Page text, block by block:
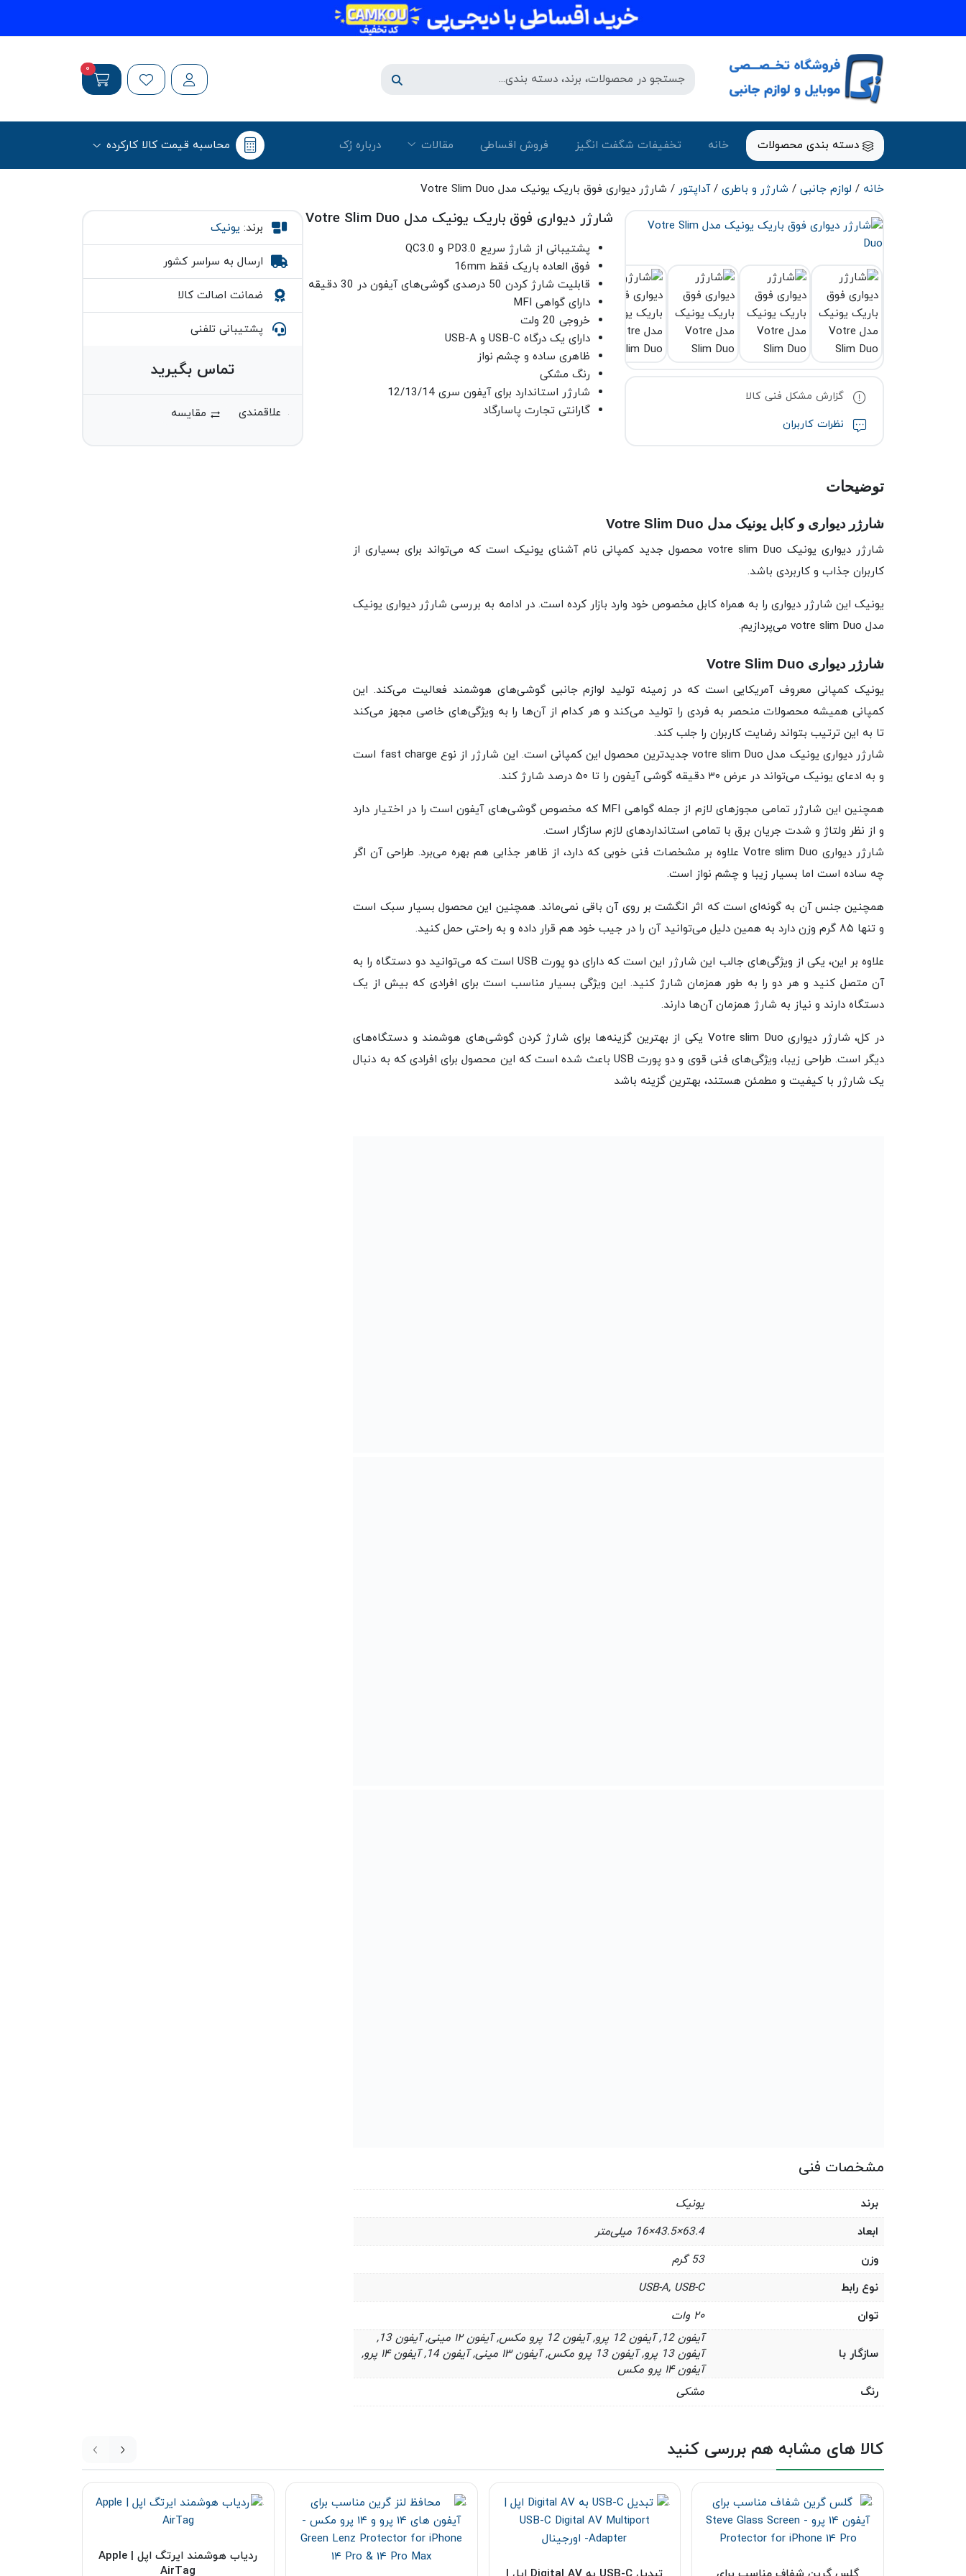
0
دسته بندی محصولات خانه تخفیفات شگفت انگیز فروش اقساطی مقالات درباره رُک‌ محاسبه قیمت کالا کارکرده
خانه / لوازم جانبی / شارژر و باطری /آداپتور / شارژر دیواری فوق باریک یونیک مدل Votre Slim Duo
گزارش مشکل فنی کالا
نظرات کاربران
شارژر دیواری فوق باریک یونیک مدل Votre Slim Duo
پشتیبانی از شارژ سریع PD3.0 و QC3.0
فوق العاده باریک فقط 16mm
قابلیت شارژ کردن 50 درصدی گوشی‌های آیفون در 30 دقیقه
دارای گواهی MFI
خروجی 20 ولت
دارای یک درگاه USB-C و USB-A
ظاهری ساده و چشم نواز
رنگ مشکی
شارژر استاندارد برای آیفون سری 12/13/14
گارانتی تجارت پاسارگاد
برند: یونیک
ارسال به سراسر کشور
ضمانت اصالت کالا
پشتیبانی تلفنی
تماس بگیرید
مقایسه
توضیحات
شارژر دیواری و کابل یونیک مدل Votre Slim Duo
شارژر دیواری یونیک votre slim Duo محصول جدید کمپانی نام آشنای یونیک است که می‌تواند برای بسیاری از
کاربران جذاب و کاربردی باشد.
یونیک این شارژر دیواری را به همراه کابل مخصوص خود وارد بازار کرده است. در ادامه به بررسی شارژر دیواری یونیک
مدل votre slim Duo می‌پردازیم.
شارژر دیواری Votre Slim Duo
یونیک کمپانی معروف آمریکایی است که در زمینه تولید لوازم جانبی گوشی‌های هوشمند فعالیت می‌کند. این
کمپانی همیشه محصولات منحصر به فردی را تولید می‌کند و هر کدام از آن‌ها را به ویژگی‌های خاصی مجهز می‌کند
تا به این ترتیب بتواند رضایت کاربران را جلب کند.
شارژر دیواری یونیک مدل votre slim Duo جدیدترین محصول این کمپانی است. این شارژر از نوع fast charge است
و به ادعای یونیک می‌تواند در عرض ۳۰ دقیقه گوشی آیفون را تا ۵۰ درصد شارژ کند.
همچنین این شارژر تمامی مجوزهای لازم از جمله گواهی MFI که مخصوص گوشی‌های آیفون است را در اختیار دارد
و از نظر ولتاژ و شدت جریان برق با تمامی استانداردهای لازم سازگار است.
شارژر دیواری Votre slim Duo علاوه بر مشخصات فنی خوبی که دارد، از ظاهر جذابی هم بهره می‌برد. طراحی آن اگر
چه ساده است اما بسیار زیبا و چشم نواز است.
همچنین جنس آن به گونه‌ای است که اثر انگشت بر روی آن باقی نمی‌ماند. همچنین این محصول بسیار سبک است
و تنها ۸۵ گرم وزن دارد به همین دلیل می‌توانید آن را در جیب خود هم قرار داده و به راحتی حمل کنید.
علاوه بر این، یکی از ویژگی‌های جالب این شارژر این است که دارای دو پورت USB است که می‌توانید دو دستگاه را به
آن متصل کنید و هر دو را به طور همزمان شارژ کنید. این ویژگی بسیار مناسب است برای افرادی که بیش از یک
دستگاه دارند و نیاز به شارژ همزمان آن‌ها دارند.
در کل، شارژر دیواری Votre slim Duo یکی از بهترین گزینه‌ها برای شارژ کردن گوشی‌های هوشمند و دستگاه‌های
دیگر است. طراحی زیبا، ویژگی‌های فنی قوی و دو پورت USB باعث شده است که این محصول برای افرادی که به دنبال
یک شارژر با کیفیت و مطمئن هستند، بهترین گزینه باشد
مشخصات فنی
برند
یونیک
ابعاد
63.4×43.5×16 میلی‌متر
وزن
53 گرم
نوع رابط
USB-A, USB-C
توان
۲۰ وات
سازگار با
آیفون 12, آیفون 12 پرو, آیفون 12 پرو مکس, آیفون ۱۲ مینی, آیفون 13,
آیفون 13 پرو, آیفون 13 پرو مکس, آیفون ۱۳ مینی, آیفون 14, آیفون ۱۴ پرو,
آیفون ۱۴ پرو مکس
رنگ
مشکی
کالا های مشابه هم بررسی کنید
ردیاب هوشمند ایرتگ اپل | Apple
AirTag